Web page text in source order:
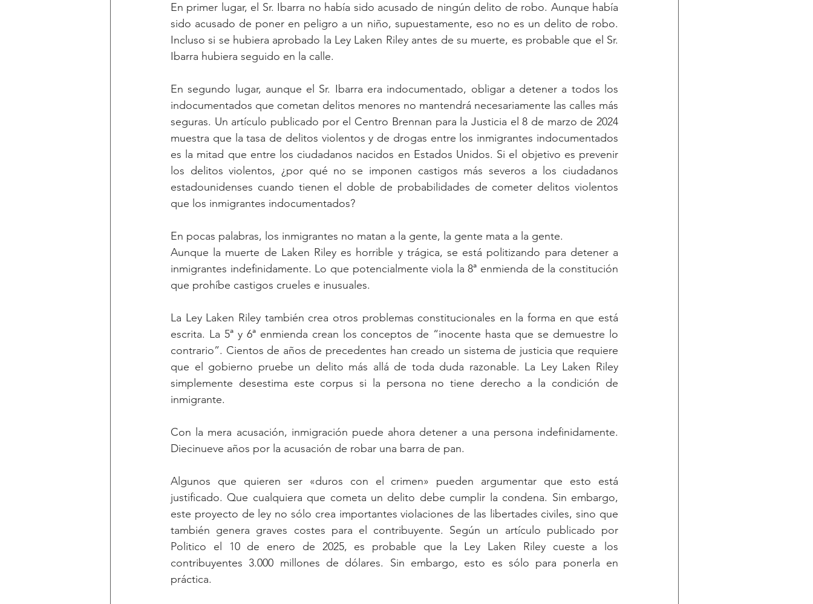
En primer lugar, el Sr. Ibarra no había sido acusado de ningún delito de robo. Aunque había
sido acusado de poner en peligro a un niño, supuestamente, eso no es un delito de robo.
Incluso si se hubiera aprobado la Ley Laken Riley antes de su muerte, es probable que el Sr.
Ibarra hubiera seguido en la calle.
En segundo lugar, aunque el Sr. Ibarra era indocumentado, obligar a detener a todos los
indocumentados que cometan delitos menores no mantendrá necesariamente las calles más
seguras. Un artículo publicado por el Centro Brennan para la Justicia el 8 de marzo de 2024
muestra que la tasa de delitos violentos y de drogas entre los inmigrantes indocumentados
es la mitad que entre los ciudadanos nacidos en Estados Unidos. Si el objetivo es prevenir
los delitos violentos, ¿por qué no se imponen castigos más severos a los ciudadanos
estadounidenses cuando tienen el doble de probabilidades de cometer delitos violentos
que los inmigrantes indocumentados?
En pocas palabras, los inmigrantes no matan a la gente, la gente mata a la gente.
Aunque la muerte de Laken Riley es horrible y trágica, se está politizando para detener a
inmigrantes indefinidamente. Lo que potencialmente viola la 8ª enmienda de la constitución
que prohíbe castigos crueles e inusuales.
La Ley Laken Riley también crea otros problemas constitucionales en la forma en que está
escrita. La 5ª y 6ª enmienda crean los conceptos de “inocente hasta que se demuestre lo
contrario”. Cientos de años de precedentes han creado un sistema de justicia que requiere
que el gobierno pruebe un delito más allá de toda duda razonable. La Ley Laken Riley
simplemente desestima este corpus si la persona no tiene derecho a la condición de
inmigrante.
Con la mera acusación, inmigración puede ahora detener a una persona indefinidamente.
Diecinueve años por la acusación de robar una barra de pan.
Algunos que quieren ser «duros con el crimen» pueden argumentar que esto está
justificado. Que cualquiera que cometa un delito debe cumplir la condena. Sin embargo,
este proyecto de ley no sólo crea importantes violaciones de las libertades civiles, sino que
también genera graves costes para el contribuyente. Según un artículo publicado por
Politico el 10 de enero de 2025, es probable que la Ley Laken Riley cueste a los
contribuyentes 3.000 millones de dólares. Sin embargo, esto es sólo para ponerla en
práctica.